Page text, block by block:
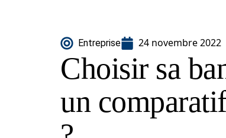
Entreprise 24 novembre 2022
Choisir sa
un